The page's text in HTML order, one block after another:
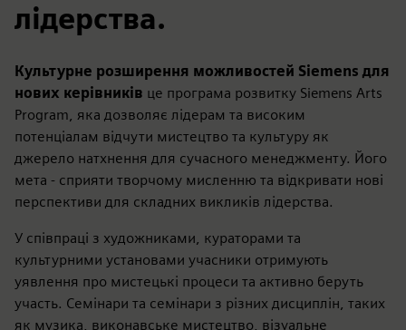
лідерства.
Культурне розширення можливостей Siemens для
нових керівників це програма розвитку Siemens Arts
Program, яка дозволяє лідерам та високим
потенціалам відчути мистецтво та культуру як
джерело натхнення для сучасного менеджменту. Його
мета - сприяти творчому мисленню та відкривати нові
перспективи для складних викликів лідерства.
У співпраці з художниками, кураторами та
культурними установами учасники отримують
уявлення про мистецькі процеси та активно беруть
участь. Семінари та семінари з різних дисциплін, таких
як музика, виконавське мистецтво, візуальне